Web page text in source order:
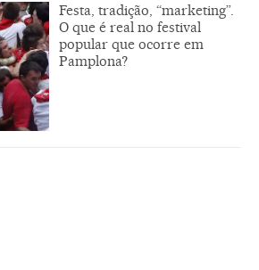
Festa, tradição, “marketing”.
O que é real no festival
popular que ocorre em
Pamplona?